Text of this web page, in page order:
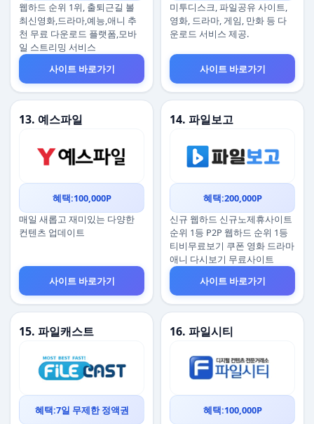
웹하드 순위 1위, 출퇴근길 볼
최신영화,드라마,예능,애니 추
천 무료 다운로드 플랫폼,모바
일 스트리밍 서비스
사이트 바로가기
미투디스크, 파일공유 사이트,
영화, 드라마, 게임, 만화 등 다
운로드 서비스 제공.
사이트 바로가기
13. 예스파일
혜택:100,000P
매일 새롭고 재미있는 다양한
컨텐츠 업데이트
사이트 바로가기
14. 파일보고
혜택:200,000P
신규 웹하드 신규노제휴사이트
순위 1등 P2P 웹하드 순위 1등
티비무료보기 쿠폰 영화 드라마
애니 다시보기 무료사이트
사이트 바로가기
15. 파일캐스트
혜택:7일 무제한 정액권
16. 파일시티
혜택:100,000P